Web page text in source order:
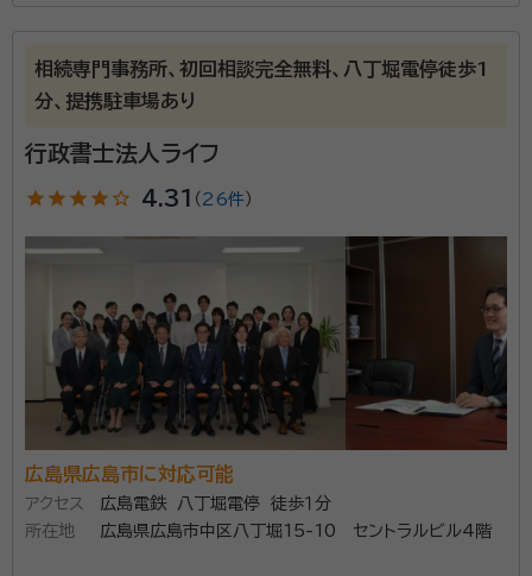
ており、遺産分割に伴う不動産の登記関係にも対応可能
です。
相続専門事務所、初回相談完全無料、八丁堀電停徒歩1
分、提携駐車場あり
行政書士法人ライフ
star star star star star_outline 4.31 （ 26件 ）
広島県広島市に対応可能
アクセス
広島電鉄 八丁堀電停 徒歩１分
所在地
広島県広島市中区八丁堀15-10 セントラルビル4階